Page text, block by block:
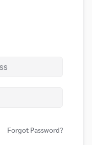
Forgot Password?